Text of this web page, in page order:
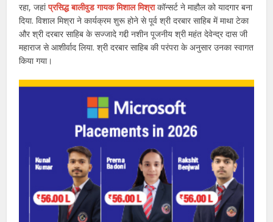
रहा, जहांप्रसिद्ध बालीवुड गायक मिशाल मिश्राकॉन्सर्ट ने माहौल को यादगार बना
दिया. विशाल मिश्रा ने कार्यक्रम शुरू होने से पूर्व श्री दरबार साहिब में माथा टेका
और श्री दरबार साहिब के सज्जादे गद्दी नशीन पूजनीय श्री महंत देवेन्द्र दास जी
महाराज से आशीर्वाद लिया. श्री दरबार साहिब की परंपरा के अनुसार उनका स्वागत
किया गया।